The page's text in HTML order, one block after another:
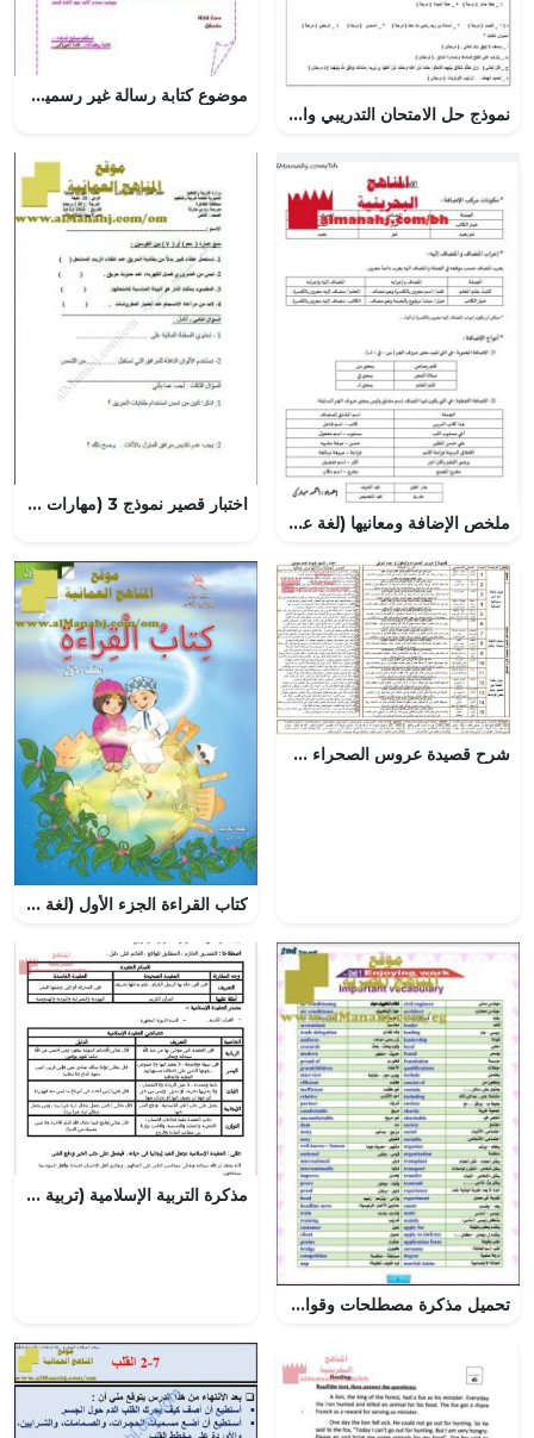
نموذج حل الامتحان التدريبي والتجريبي للاختبار النهائي نموذج ثالث (تربية اسلامية) الثاني عشر
موضوع كتابة رسالة غير رسمية نموذج ثان (إنج 201)
ملخص الإضافة ومعانيها (لغة عربية) الثالث الثانوي
اختبار قصير نموذج 3 (مهارات حياتية) الثامن
شرح قصيدة عروس الصحراء والحقول
كتاب القراءة الجزء الأول (لغة عربية) الأول
تحميل مذكرة مصطلحات وقواعد شاملة مع الترجمة
مذكرة التربية الإسلامية (تربية اسلامية) الأول الثانوي